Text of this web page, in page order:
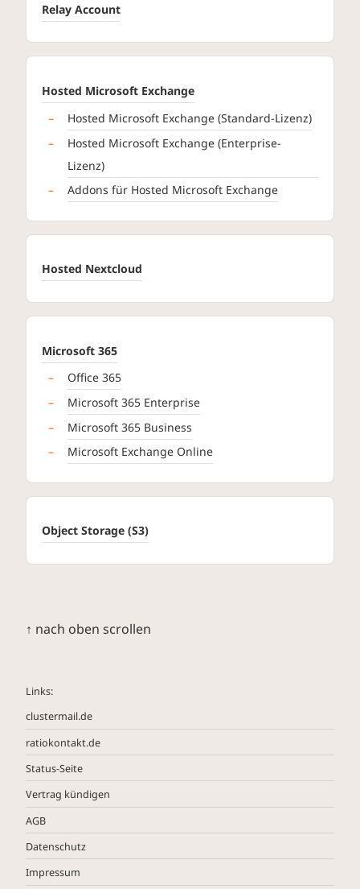
Relay Account
Hosted Microsoft Exchange
Hosted Microsoft Exchange (Standard-Lizenz)
Hosted Microsoft Exchange (Enterprise-
Lizenz)
Addons für Hosted Microsoft Exchange
Hosted Nextcloud
Microsoft 365
Office 365
Microsoft 365 Enterprise
Microsoft 365 Business
Microsoft Exchange Online
Object Storage (S3)
↑ nach oben scrollen
clustermail.de
ratiokontakt.de
Status-Seite
Vertrag kündigen
AGB
Datenschutz
Impressum